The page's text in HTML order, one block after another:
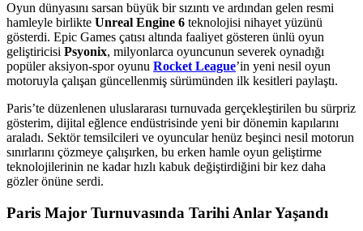
Oyun dünyasını sarsan büyük bir sızıntı ve ardından gelen resmi
hamleyle birlikte Unreal Engine 6 teknolojisi nihayet yüzünü
gösterdi. Epic Games çatısı altında faaliyet gösteren ünlü oyun
geliştiricisi Psyonix, milyonlarca oyuncunun severek oynadığı
popüler aksiyon-spor oyunu Rocket League’in yeni nesil oyun
motoruyla çalışan güncellenmiş sürümünden ilk kesitleri paylaştı.
Paris’te düzenlenen uluslararası turnuvada gerçekleştirilen bu sürpriz
gösterim, dijital eğlence endüstrisinde yeni bir dönemin kapılarını
araladı. Sektör temsilcileri ve oyuncular henüz beşinci nesil motorun
sınırlarını çözmeye çalışırken, bu erken hamle oyun geliştirme
teknolojilerinin ne kadar hızlı kabuk değiştirdiğini bir kez daha
gözler önüne serdi.
Paris Major Turnuvasında Tarihi Anlar Yaşandı